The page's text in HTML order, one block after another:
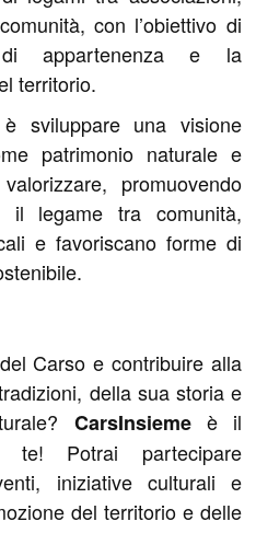
con l’obiettivo di
appartenenza e la
territorio.
è sviluppare una visione
patrimonio naturale e
promuovendo
il legame tra comunità,
e favoriscano forme di
Carso e contribuire alla
della sua storia e
CarsInsiemeè il
Potrai partecipare
iniziative culturali e
del territorio e delle